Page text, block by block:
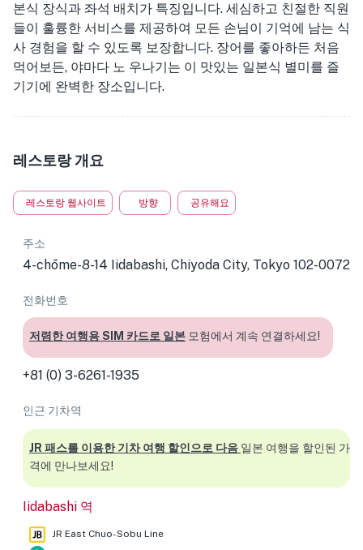
본식 장식과 좌석 배치가 특징입니다. 세심하고 친절한 직원
들이 훌륭한 서비스를 제공하여 모든 손님이 기억에 남는 식
사 경험을 할 수 있도록 보장합니다. 장어를 좋아하든 처음
먹어보든, 야마다 노 우나기는 이 맛있는 일본식 별미를 즐
기기에 완벽한 장소입니다.
레스토랑 개요
레스토랑 웹사이트 방향 공유해요
주소
4-chōme-8-14 Iidabashi, Chiyoda City, Tokyo 102-0072
전화번호
저렴한 여행용 SIM 카드로 일본 모험에서 계속 연결하세요!
+81 (0) 3-6261-1935
인근 기차역
JR 패스를 이용한 기차 여행 할인으로 다음 일본 여행을 할인된 가
격에 만나보세요!
Iidabashi 역
JR East Chuo-Sobu Line